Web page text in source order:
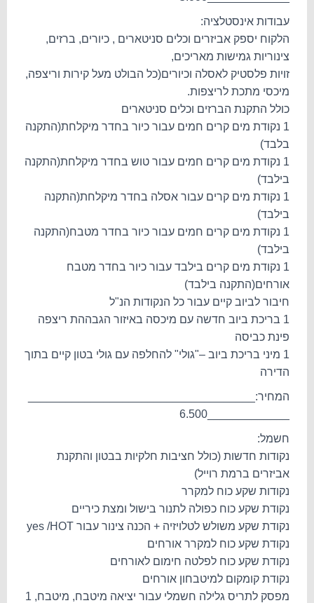
עבודות אינסטלציה:
הלקוח יספק אביזרים וכלים סניטארים , כיורים, ברזים,
צינוריות גמישות מאריכים,
זויות פלסטיק לאסלה וכיורים(כל הבולט מעל קירות וריצפה,
מיכסי מתכת לריצפות.
כולל התקנת הברזים וכלים סניטארים
1 נקודת מים קרים חמים עבור כיור בחדר מיקלחת(התקנה
בלבד)
1 נקודת מים קרים חמים עבור טוש בחדר מיקלחת(התקנה
בילבד)
1 נקודת מים קרים עבור אסלה בחדר מיקלחת(התקנה
בילבד)
1 נקודת מים קרים חמים עבור כיור בחדר מטבח(התקנה
בילבד)
1 נקודת מים קרים בילבד עבור כיור בחדר מטבח
אורחים(התקנה בילבד)
חיבור לביוב קיים עבור כל הנקודות הנ"ל
1 בריכת ביוב חדשה עם מיכסה באיזור הגבההת ריצפה
פינת כביסה
1 מיני בריכת ביוב –"גולי" להחלפה עם גולי בטון קיים בתוך
הדירה
המחיר:____________________________________
חשמל:
נקודות חדשות (כולל חציבות חלקיות בבטון והתקנת
אביזרים ברמת רוייל)
נקודות שקע כוח למקרר
נקודת שקע כוח כפולה לתנור בישול ומצת כיריים
נקודת שקע משולש לטלויזיה + הכנה צינור עבור yes /HOT
נקודת שקע כוח למקרר אורחים
נקודת שקע כוח לפלטה חימום לאורחים
נקודת קומקום למיטבחון אורחים
מפסק לתריס גלילה חשמלי עבור יציאה מיטבח, מיטבח, 1